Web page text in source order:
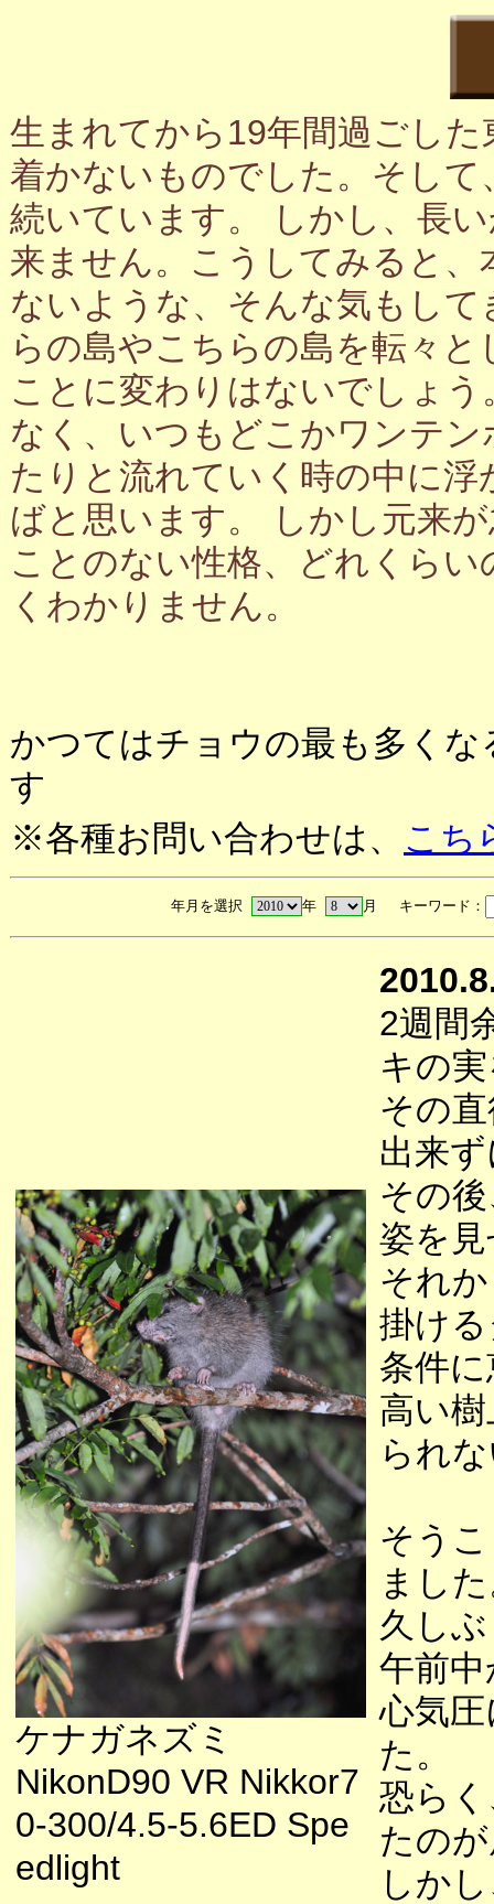
生まれてから19年間過ごし
着かないものでした。そし
続いています。 しかし、長
来ません。こうしてみると
ないような、そんな気もし
らの島やこちらの島を転々
ことに変わりはないでしょ
なく、いつもどこかワンテ
たりと流れていく時の中に
ばと思います。 しかし元来
ことのない性格、どれくら
くわかりません。
かつてはチョウの最も多く
す
※各種お問い合わせは、 こち
年月を選択 年 月 キーワード：
ケナガネズミ
NikonD90 VR Nikkor7
0-300/4.5-5.6ED Spe
edlight
2週間
キの
その
出来
その
姿を
それ
掛け
条件
高い
られ
そう
まし
久し
午前
心気
た。
恐ら
たの
しか